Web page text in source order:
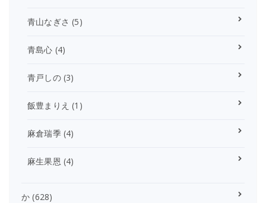
青山なぎさ (5)
青島心 (4)
青戸しの(3)
飯豊まりえ (1)
麻倉瑞季(4)
麻生果恩 (4)
か (628)